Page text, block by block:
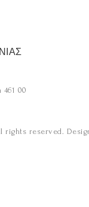
00
rights reserved.